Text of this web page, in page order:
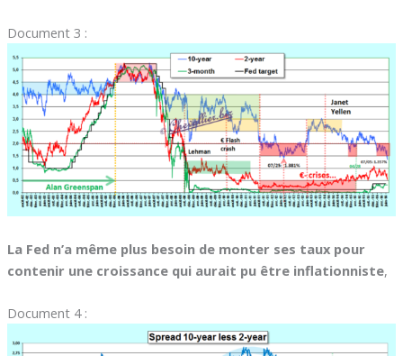
Document 3 :
La Fed n’a même plus besoin de monter ses taux pour
contenir une croissance qui aurait pu être inflationniste,
Document 4 :